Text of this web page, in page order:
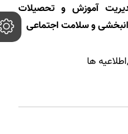
آموزش و تحصیلات
و سلامت اجتماعی
ها